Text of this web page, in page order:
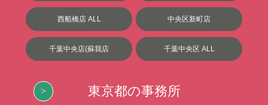
西船橋店 ALL 中央区新町店
千葉中央店(蘇我店 千葉中央区 ALL
東京都の事務所